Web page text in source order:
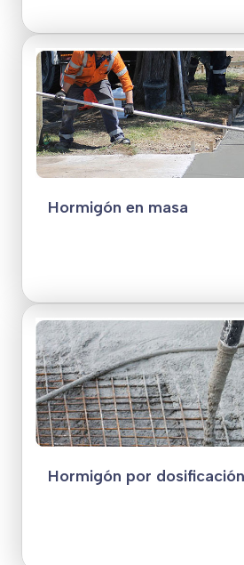
Hormigón en masa
Hormigón por dosificación